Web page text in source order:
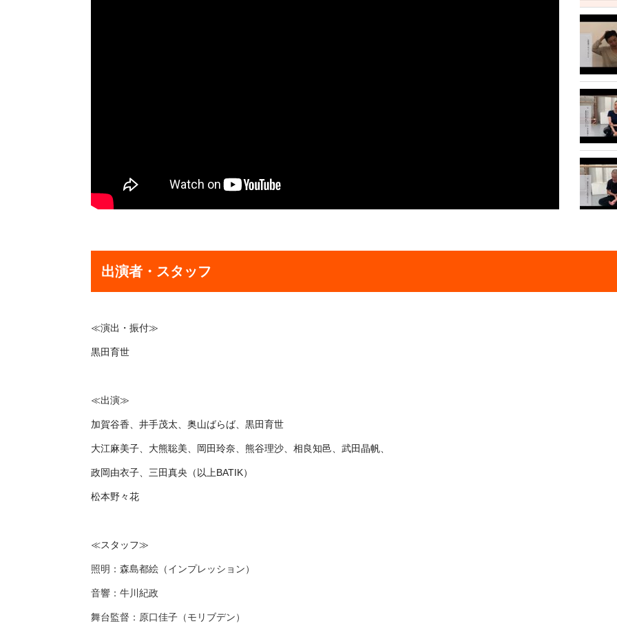
出演者・スタッフ
≪演出・振付≫
黒田育世
≪出演≫
加賀谷香、井手茂太、奥山ばらば、黒田育世
大江麻美子、大熊聡美、岡田玲奈、熊谷理沙、相良知邑、武田晶帆、
政岡由衣子、三田真央（以上BATIK）
松本野々花
≪スタッフ≫
照明：森島都絵（インプレッション）
音響：牛川紀政
舞台監督：原口佳子（モリブデン）